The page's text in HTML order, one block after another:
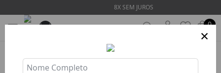
8X SEM JUROS
0
Produto indisponível ou esgotado
×